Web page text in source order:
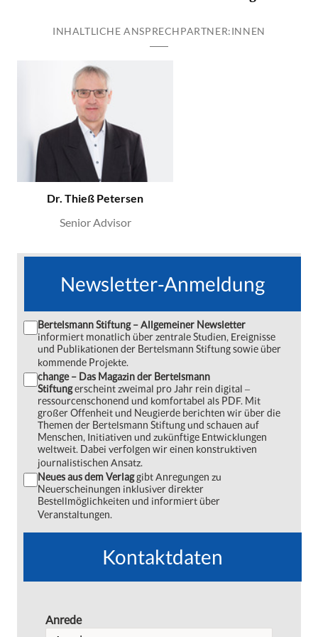
INHALTLICHE ANSPRECHPARTNER:INNEN
Dr. Thieß Petersen
Senior Advisor
Newsletter-Anmeldung
Bertelsmann Stiftung – Allgemeiner Newsletter
informiert monatlich über zentrale Studien, Ereignisse
und Publikationen der Bertelsmann Stiftung sowie über
kommende Projekte.
change – Das Magazin der Bertelsmann
Stiftungerscheint zweimal pro Jahr rein digital ‒
ressourcenschonend und komfortabel als PDF. Mit
großer Offenheit und Neugierde berichten wir über die
Themen der Bertelsmann Stiftung und schauen auf
Menschen, Initiativen und zukünftige Entwicklungen
weltweit. Dabei verfolgen wir einen konstruktiven
journalistischen Ansatz.
Neues aus dem Verlaggibt Anregungen zu
Neuerscheinungen inklusiver direkter
Bestellmöglichkeiten und informiert über
Veranstaltungen.
Kontaktdaten
Anrede